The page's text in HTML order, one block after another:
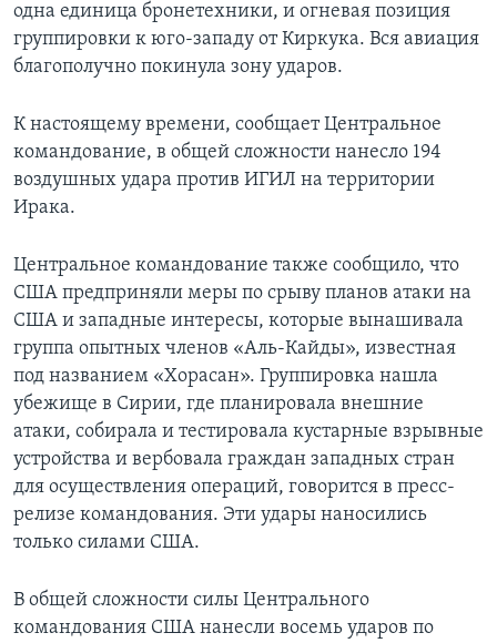
одна единица бронетехники, и огневая позиция
группировки к юго-западу от Киркука. Вся авиация
благополучно покинула зону ударов.
К настоящему времени, сообщает Центральное
командование, в общей сложности нанесло 194
воздушных удара против ИГИЛ на территории
Ирака.
Центральное командование также сообщило, что
США предприняли меры по срыву планов атаки на
США и западные интересы, которые вынашивала
группа опытных членов «Аль-Кайды», известная
под названием «Хорасан». Группировка нашла
убежище в Сирии, где планировала внешние
атаки, собирала и тестировала кустарные взрывные
устройства и вербовала граждан западных стран
для осуществления операций, говорится в пресс-
релизе командования. Эти удары наносились
только силами США.
В общей сложности силы Центрального
командования США нанесли восемь ударов по